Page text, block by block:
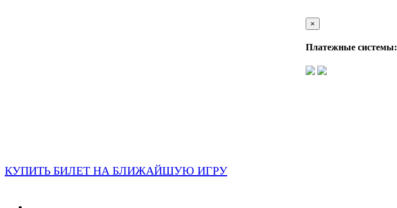
×
Платежные системы:
КУПИТЬ БИЛЕТ НА БЛИЖАЙШУЮ ИГРУ